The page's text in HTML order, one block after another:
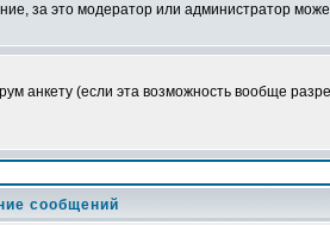
за это модератор или администратор
анкету (если эта возможность вообще
сообщений